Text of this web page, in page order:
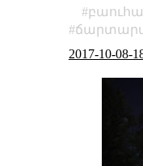
2017-10-08-